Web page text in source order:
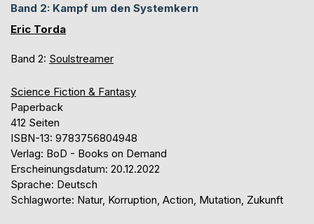
Band 2: Kampf um den Systemkern
Eric Torda
Band 2: Soulstreamer
Science Fiction & Fantasy
Paperback
412 Seiten
ISBN-13: 9783756804948
Verlag: BoD - Books on Demand
Erscheinungsdatum: 20.12.2022
Sprache: Deutsch
Schlagworte: Natur, Korruption, Action, Mutation, Zukunft